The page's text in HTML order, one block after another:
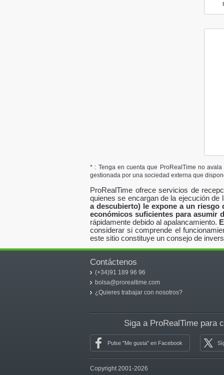
* : Tenga en cuenta que ProRealTime no
gestionada por una sociedad externa que
ProRealTime ofrece servicios de
quienes se encargan de la ejecución de
a descubierto) le expone a un
económicos suficientes para asumir
rápidamente debido al apalancamiento.
considerar si comprende el
este sitio constituye un consejo de
Contáctenos
(+34)91 189 96 96
bolsa@prorealtime.com
¿Quieres trabajar con nosotros?
Siga a ProRealTime para
Pulse "Me gusta" en Facebook
Copyright 2001-2026